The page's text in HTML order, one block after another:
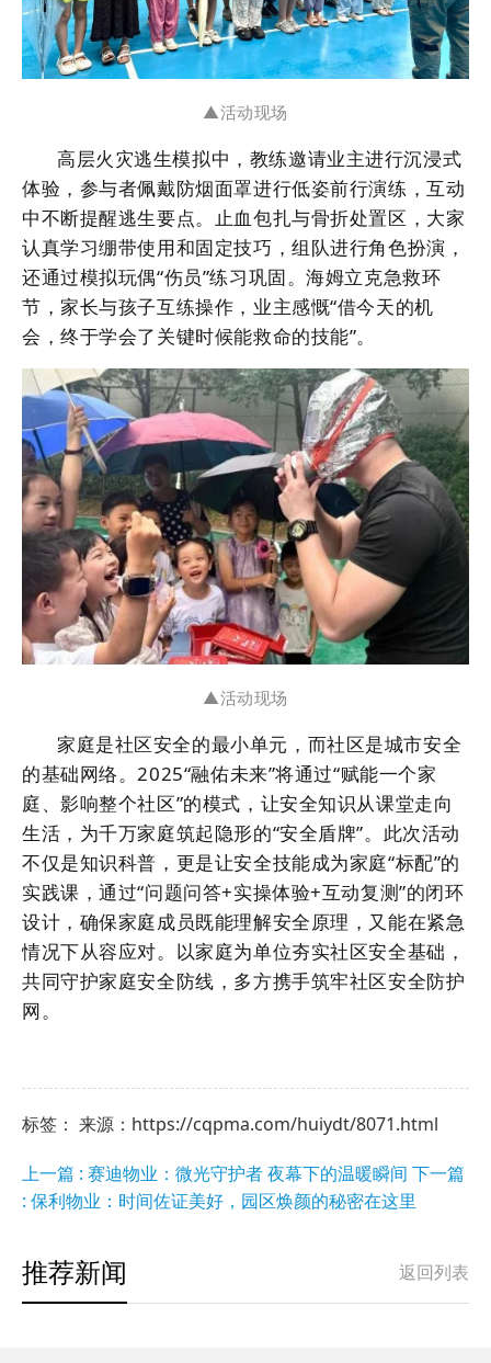
▲活动现场
高层火灾逃生模拟中，教练邀请业主进行沉浸式
体验，参与者佩戴防烟面罩进行低姿前行演练，互动
中不断提醒逃生要点。止血包扎与骨折处置区，大家
认真学习绷带使用和固定技巧，组队进行角色扮演，
还通过模拟玩偶“伤员”练习巩固。海姆立克急救环
节，家长与孩子互练操作，业主感慨“借今天的机
会，终于学会了关键时候能救命的技能”。
▲活动现场
家庭是社区安全的最小单元，而社区是城市安全
的基础网络。2025“融佑未来”将通过“赋能一个家
庭、影响整个社区”的模式，让安全知识从课堂走向
生活，为千万家庭筑起隐形的“安全盾牌”。此次活动
不仅是知识科普，更是让安全技能成为家庭“标配”的
实践课，通过“问题问答+实操体验+互动复测”的闭环
设计，确保家庭成员既能理解安全原理，又能在紧急
情况下从容应对。以家庭为单位夯实社区安全基础，
共同守护家庭安全防线，多方携手筑牢社区安全防护
网。
标签： 来源：https://cqpma.com/huiydt/8071.html
上一篇 : 赛迪物业：微光守护者 夜幕下的温暖瞬间 下一篇
: 保利物业：时间佐证美好，园区焕颜的秘密在这里
返回列表
推荐新闻